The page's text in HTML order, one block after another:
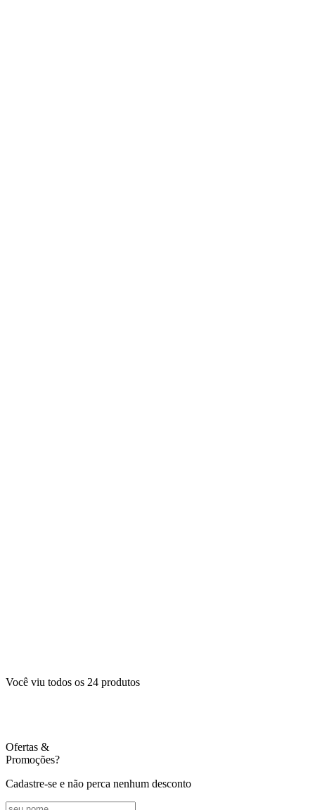
Você viu todos os 24 produtos
Ofertas &
Promoções?
Cadastre-se e não perca nenhum desconto